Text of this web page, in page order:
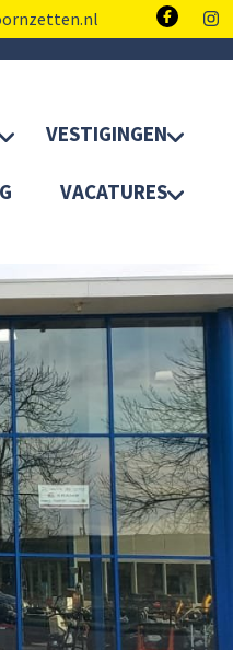
VESTIGINGEN
VACATURES